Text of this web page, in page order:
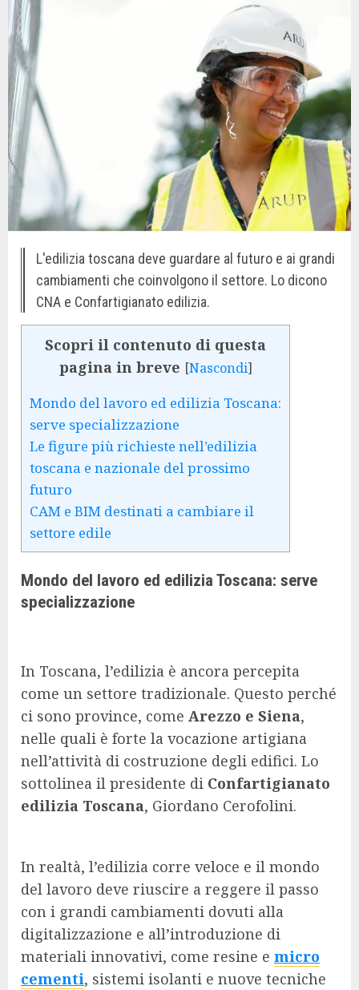
L'edilizia toscana deve guardare al futuro e ai grandi
cambiamenti che coinvolgono il settore. Lo dicono
CNA e Confartigianato edilizia.
Scopri il contenuto di questa
pagina in breve [Nascondi]
Mondo del lavoro ed edilizia Toscana:
serve specializzazione
Le figure più richieste nell’edilizia
toscana e nazionale del prossimo
futuro
CAM e BIM destinati a cambiare il
settore edile
Mondo del lavoro ed edilizia Toscana: serve
specializzazione
In Toscana, l’edilizia è ancora percepita
come un settore tradizionale. Questo perché
ci sono province, come Arezzo e Siena,
nelle quali è forte la vocazione artigiana
nell’attività di costruzione degli edifici. Lo
sottolinea il presidente di Confartigianato
edilizia Toscana, Giordano Cerofolini.
In realtà, l’edilizia corre veloce e il mondo
del lavoro deve riuscire a reggere il passo
con i grandi cambiamenti dovuti alla
digitalizzazione e all’introduzione di
materiali innovativi, come resine e micro
cementi, sistemi isolanti e nuove tecniche